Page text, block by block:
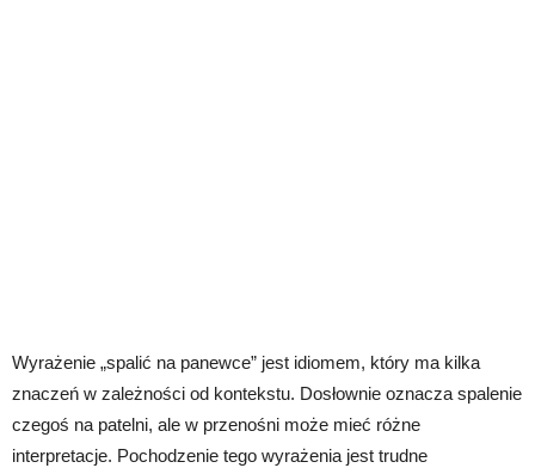
Wyrażenie „spalić na panewce” jest idiomem, który ma kilka
znaczeń w zależności od kontekstu. Dosłownie oznacza spalenie
czegoś na patelni, ale w przenośni może mieć różne
interpretacje. Pochodzenie tego wyrażenia jest trudne